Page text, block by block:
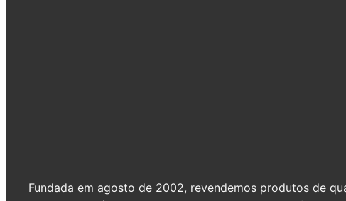
Fundada em agosto de 2002, revendemos produtos de